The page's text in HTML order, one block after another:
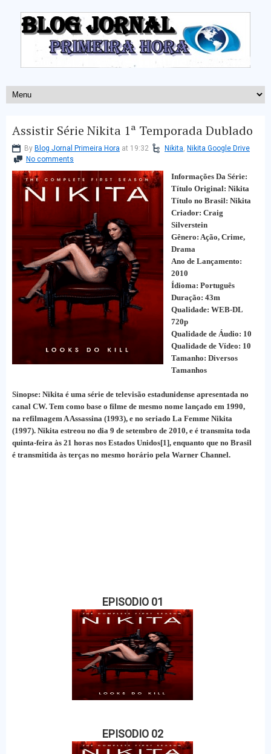
Assistir Série Nikita 1ª Temporada Dublado
By Blog Jornal Primeira Hora at 19:32 Nikita, Nikita Google Drive
No comments
Informações Da Série:
Título Original: Nikita
Título no Brasil: Nikita
Criador: Craig
Silverstein
Gênero: Ação, Crime,
Drama
Ano de Lançamento:
2010
Ídioma: Português
Duração: 43m
Qualidade: WEB-DL
720p
Qualidade de Áudio: 10
Qualidade de Vídeo: 10
Tamanho: Diversos
Tamanhos
Sinopse: Nikita é uma série de televisão estadunidense apresentada no
canal CW. Tem como base o filme de mesmo nome lançado em 1990,
na refilmagem A Assassina (1993), e no seriado La Femme Nikita
(1997). Nikita estreou no dia 9 de setembro de 2010, e é transmita toda
quinta-feira às 21 horas nos Estados Unidos[1], enquanto que no Brasil
é transmitida às terças no mesmo horário pela Warner Channel.
EPISODIO 01
EPISODIO 02